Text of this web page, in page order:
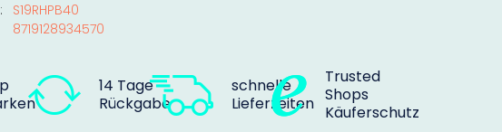
S19RHPB40
8719128934570
14 Tage
Rückgabe
schnelle
Lieferzeiten
Trusted
Shops
Käuferschutz